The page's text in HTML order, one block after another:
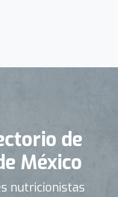
de
México
nutricionistas